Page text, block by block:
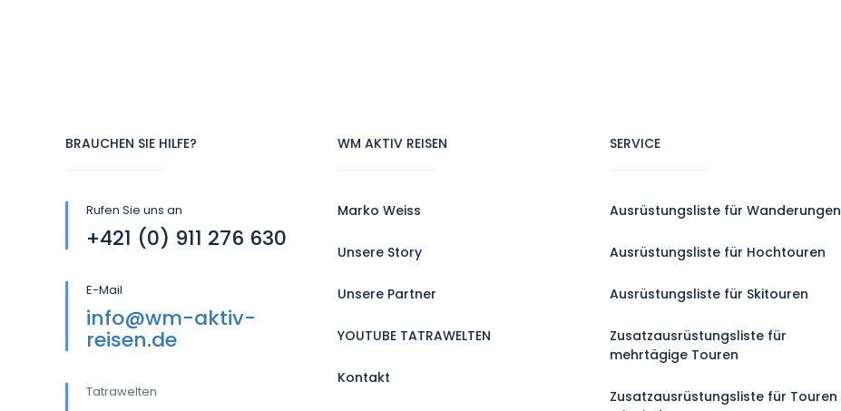
BRAUCHEN SIE HILFE?
Rufen Sie uns an
+421 (0) 911 276 630
E-Mail
info@wm-aktiv-
reisen.de
Tatrawelten
WM AKTIV REISEN
Marko Weiss
Unsere Story
Unsere Partner
YOUTUBE TATRAWELTEN
Kontakt
SERVICE
Ausrüstungsliste für Wanderungen
Ausrüstungsliste für Hochtouren
Ausrüstungsliste für Skitouren
Zusatzausrüstungsliste für
mehrtägige Touren
Zusatzausrüstungsliste für Touren